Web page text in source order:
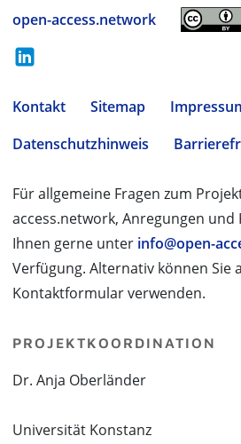
open-access.network
Kontakt Sitemap
Datenschutzhinweis
Für allgemeine Fragen zum
access.network, Anregungen
Ihnen gerne unter info@open-
Verfügung. Alternativ können Sie
Kontaktformular verwenden.
PROJEKTKOORDINATION
Dr. Anja Oberländer
Universität Konstanz